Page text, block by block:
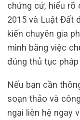
chứng cứ, hiểu rõ
2015 và Luật Đất
kiến chuyên gia
mình bằng việc
đúng thủ tục pháp
Nếu bạn cần
soạn thảo và
ngại liên hệ ngay